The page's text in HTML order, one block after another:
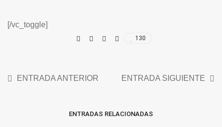
[/vc_toggle]
130
ENTRADA ANTERIOR ENTRADA SIGUIENTE
ENTRADAS RELACIONADAS